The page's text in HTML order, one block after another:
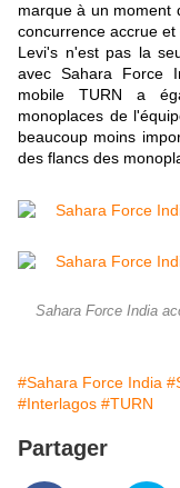
marque à un moment
concurrence accrue et
Levi's n'est pas la
avec Sahara Force
mobile TURN a
monoplaces de
beaucoup moins
des flancs des
Sahara Force India
#Sahara Force India
#Interlagos #TURN
Partager